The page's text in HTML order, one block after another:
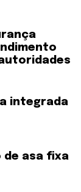
integrada
de asa fixa